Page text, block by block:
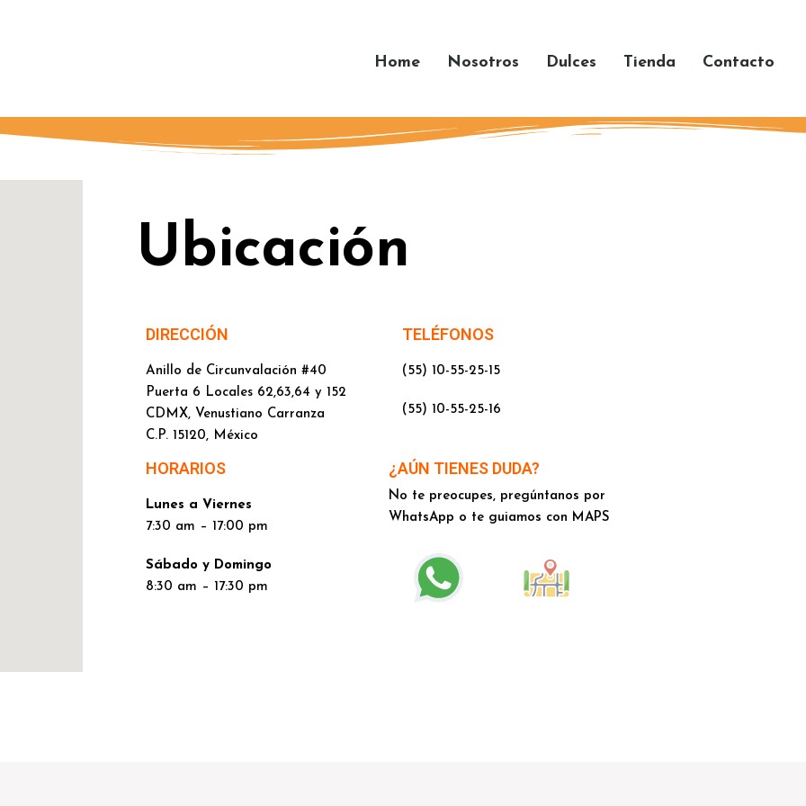
Home Nosotros Dulces Tienda Contacto
Ubicación
DIRECCIÓN
Anillo de Circunvalación #40
Puerta 6 Locales 62,63,64 y 152
CDMX, Venustiano Carranza
C.P. 15120, México
TELÉFONOS
(55) 10-55-25-15
(55) 10-55-25-16
HORARIOS
Lunes a Viernes
7:30 am – 17:00 pm
Sábado y Domingo
8:30 am – 17:30 pm
¿AÚN TIENES DUDA?
No te preocupes, pregúntanos por
WhatsApp o te guiamos con MAPS